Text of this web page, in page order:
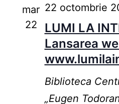
mar
22
LUMI LA
Lansarea
22 octombrie
Biblioteca
„Eugen